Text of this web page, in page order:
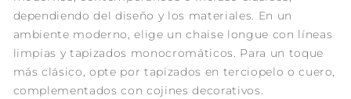
dependiendo del diseño y los materiales. En un
ambiente moderno, elige un chaise longue con líneas
limpias y tapizados monocromáticos. Para un toque
más clásico, opte por tapizados en terciopelo o cuero,
complementados con cojines decorativos.